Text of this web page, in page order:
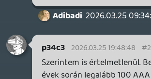
theSickness 2026.03.25 12:38:19 #20wyb
Köszi mindenkinek, oké, a Store-juk nyeli a
USD/alkalmazott matek, hiszen ebben a
számításban nincsen benne a Store
negatívja (a kirúgások nem befolyásolják
az ingyenes játékok bekerülési árait).